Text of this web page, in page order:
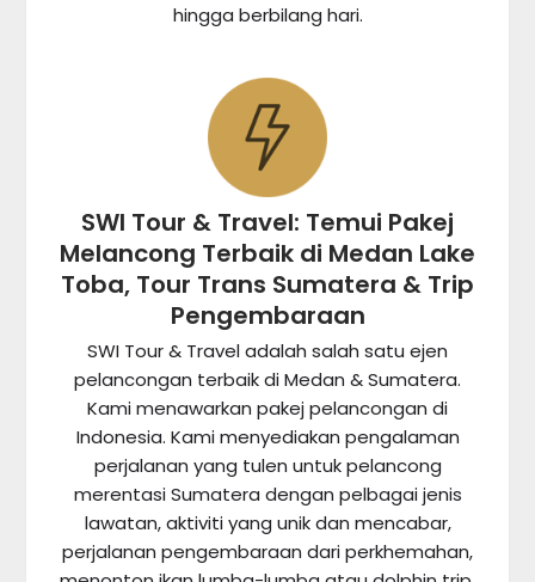
hingga berbilang hari.
SWI Tour & Travel: Temui Pakej
Melancong Terbaik di Medan Lake
Toba, Tour Trans Sumatera & Trip
Pengembaraan
SWI Tour & Travel adalah salah satu ejen
pelancongan terbaik di Medan & Sumatera.
Kami menawarkan pakej pelancongan di
Indonesia. Kami menyediakan pengalaman
perjalanan yang tulen untuk pelancong
merentasi Sumatera dengan pelbagai jenis
lawatan, aktiviti yang unik dan mencabar,
perjalanan pengembaraan dari perkhemahan,